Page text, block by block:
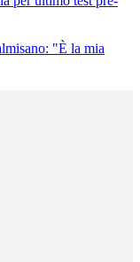
"È la mia